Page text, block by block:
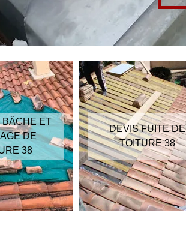
BÂCHE ET
DE
38
DEVIS FUITE DE
TOITURE 38